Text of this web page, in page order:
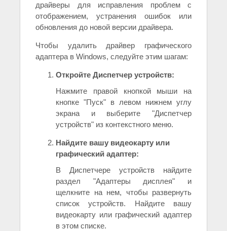
драйверы для исправления проблем с
отображением, устранения ошибок или
обновления до новой версии драйвера.
Чтобы удалить драйвер графического
адаптера в Windows, следуйте этим шагам:
Откройте Диспетчер устройств:
Нажмите правой кнопкой мыши на
кнопке "Пуск" в левом нижнем углу
экрана и выберите "Диспетчер
устройств" из контекстного меню.
Найдите вашу видеокарту или
графический адаптер:
В Диспетчере устройств найдите
раздел "Адаптеры дисплея" и
щелкните на нем, чтобы развернуть
список устройств. Найдите вашу
видеокарту или графический адаптер
в этом списке.